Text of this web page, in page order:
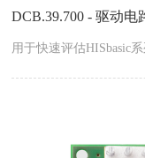
DCB.39.700 - 驱动电
用于快速评估HISbasic